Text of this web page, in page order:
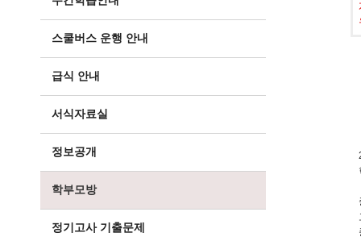
스쿨버스 운행 안내
급식 안내
서식자료실
정보공개
학부모방
정기고사 기출문제